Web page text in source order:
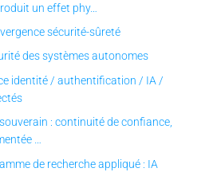
un effet phy…
sécurité-sûreté
des systèmes autonomes
identité / authentification / IA /
: continuité de confiance,
…
de recherche appliqué : IA